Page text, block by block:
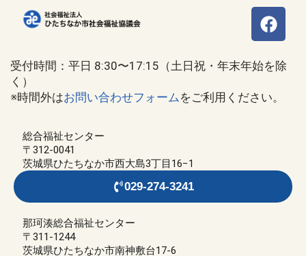
受付時間：平日 8:30〜17:15（土日祝・年末年始を除
く）
※時間外はお問い合わせフォームをご利用ください。
総合福祉センター
〒312-0041
茨城県ひたちなか市西大島3丁目16−1
029-274-3241
那珂湊総合福祉センター
〒311-1244
茨城県ひたちなか市南神敷台17-6